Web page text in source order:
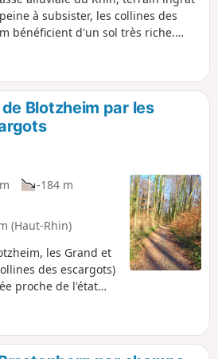
à subsister, les collines des
bénéficient d'un sol très riche.
et Bartenheim, prospère
la forêt du Schneckenberg
randonnée toute en forêt ou
amoureux des arbres.
Blotzheim par les
-184 m
(Haut-Rhin)
les Grand et
des escargots)
proche de l'état
et de quelques
multitudes de
de belles